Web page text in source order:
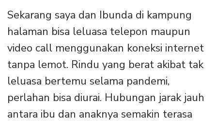
Sekarang saya dan Ibunda di kampung
halaman bisa leluasa telepon maupun
video call menggunakan koneksi internet
tanpa lemot. Rindu yang berat akibat tak
leluasa bertemu selama pandemi,
perlahan bisa diurai. Hubungan jarak jauh
antara ibu dan anaknya semakin terasa